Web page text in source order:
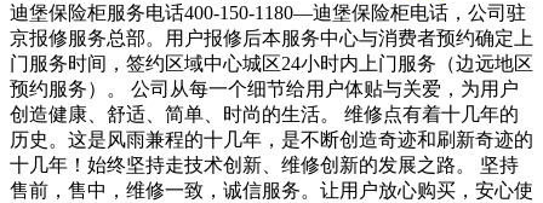
迪堡保险柜服务电话400-150-1180—迪堡保险柜电话，公司驻
京报修服务总部。用户报修后本服务中心与消费者预约确定上
门服务时间，签约区域中心城区24小时内上门服务（边远地区
预约服务）。 公司从每一个细节给用户体贴与关爱，为用户
创造健康、舒适、简单、时尚的生活。 维修点有着十几年的
历史。这是风雨兼程的十几年，是不断创造奇迹和刷新奇迹的
十几年！始终坚持走技术创新、维修创新的发展之路。 坚持
售前，售中，维修一致，诚信服务。让用户放心购买，安心使